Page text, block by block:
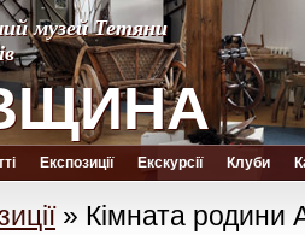
музей Тетяни
музей Тетяни
Експозиції Екскурсії Клуби
» Кімната родини